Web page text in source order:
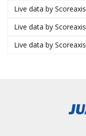
Live data by Scoreaxis
Live data by Scoreaxis
Live data by Scoreaxis